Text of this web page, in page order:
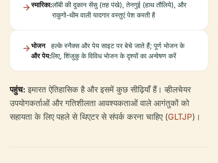
स्मारिका:लॉबी की दुकान सेंसु (तह पंखे), तेनगुई (हाथ तौलिये), और
राकुगो-थीम वाली यादगार वस्तुएं पेश करती है
भोजन
और पेय:
हल्के स्नैक्स और पेय साइट पर बेचे जाते हैं; पूर्ण भोजन के
लिए, शिंजुकु के विविध भोजन के दृश्यों का अन्वेषण करें
पहुंच: इमारत ऐतिहासिक है और इसमें कुछ सीढ़ियाँ हैं। व्हीलचेयर
उपयोगकर्ताओं और गतिशीलता आवश्यकताओं वाले आगंतुकों को
सहायता के लिए पहले से थिएटर से संपर्क करना चाहिए (GLTJP)।